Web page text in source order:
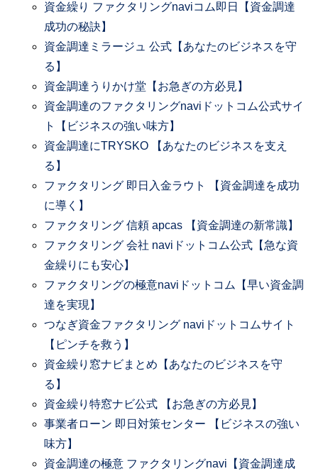
資金繰り ファクタリングnaviコム即日【資金調達
成功の秘訣】
資金調達ミラージュ 公式【あなたのビジネスを守
る】
資金調達うりかけ堂【お急ぎの方必見】
資金調達のファクタリングnaviドットコム公式サイ
ト【ビジネスの強い味方】
資金調達にTRYSKO 【あなたのビジネスを支え
る】
ファクタリング 即日入金ラウト 【資金調達を成功
に導く】
ファクタリング 信頼 apcas 【資金調達の新常識】
ファクタリング 会社 naviドットコム公式【急な資
金繰りにも安心】
ファクタリングの極意naviドットコム【早い資金調
達を実現】
つなぎ資金ファクタリング naviドットコムサイト
【ピンチを救う】
資金繰り窓ナビまとめ【あなたのビジネスを守
る】
資金繰り特窓ナビ公式 【お急ぎの方必見】
事業者ローン 即日対策センター 【ビジネスの強い
味方】
資金調達の極意 ファクタリングnavi【資金調達成